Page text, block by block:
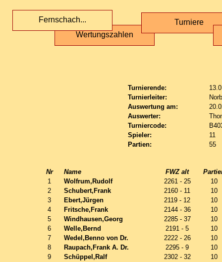
Wertungszahlen
Fernschach... Turniere
Turnierende:
Turnierleiter:
Auswertung am:
Auswerter:
Turniercode:
Spieler:
11
Partien:
55
Nr Name FWZ alt
1
Wolfrum,Rudolf 2261 - 25
10
2
Schubert,Frank 2160 - 11
10
3
Ebert,Jürgen 2119 - 12
10
4
Fritsche,Frank 2144 - 36
10
5
Windhausen,Georg 2285 - 37
10
6
Welle,Bernd 2191 - 5
10
7
Wedel,Benno von Dr. 2222 - 26
10
8
Raupach,Frank A. Dr. 2295 - 9
10
9
Schüppel,Ralf 2302 - 32
10